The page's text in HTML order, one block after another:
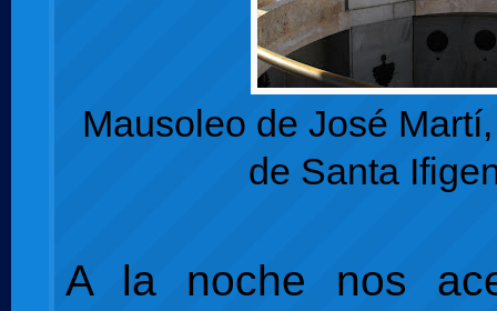
Mausoleo de José
de Santa
A la noche nos